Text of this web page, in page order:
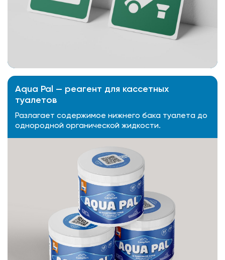
Aqua Pal — pеагент для кассетных
туалетов
Разлагает содержимое нижнего бака туалета до
однородной органической жидкости.